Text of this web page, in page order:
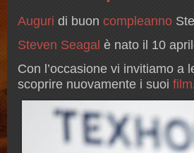
Auguri di buon compleanno
Steven Seagal è nato il 10
Con l’occasione vi invitiamo
scoprire nuovamente i suoi film